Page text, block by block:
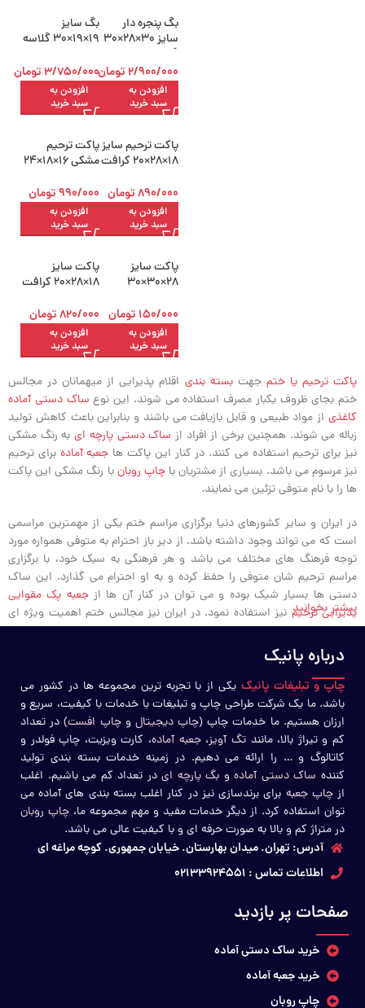
بگ پنجره دار
سایز 30×28×30
عددی
2/900/000 تومان
افزودن به
سبد خرید
بگ سایز
19×19×30 گلاسه
3/750/000 تومان
افزودن به
سبد خرید
پاکت ترحیم سایز
18×28×20 کرافت
890/000تومان
افزودن به
سبد خرید
پاکت ترحیم
مشکی 16×18×24
عددی
990/000تومان
افزودن به
سبد خرید
پاکت سایز
28×30×30
عددی
150/000 تومان
افزودن به
سبد خرید
پاکت سایز
18×28×20 کرافت
820/000تومان
افزودن به
سبد خرید
پاکت ترحیم یا ختم جهتبسته بندی اقلام پذیرایی از میهمانان در مجالس
ختم بجای ظروف یکبار مصرف استفاده می شوند. این نوع ساک دستی آماده
کاغذی از مواد طبیعی و قابل بازیافت می باشند و بنابراین باعث کاهش تولید
زباله می شوند. همچنین برخی از افراد از ساک دستی پارچه ایبه رنگ مشکی
نیز برای ترحیم استفاده می کنند. در کنار این پاکت ها جعبه آماده برای ترحیم
نیز مرسوم می باشد. بسیاری از مشتریان باچاپ روبانبا رنگ مشکی این پاکت
ها را با نام متوفی تزئین می نمایند.
در ایران و سایر کشورهای دنیا برگزاری مراسم ختم یکی از مهمترین مراسمی
است که می تواند وجود داشته باشد. از دیر باز احترام به متوفی همواره مورد
توجه فرهنگ های مختلف می باشد و هر فرهنگی به سبک خود، با برگزاری
مراسم ترحیم شان متوفی را حفظ کرده و به او احترام می گذارد. این ساک
دستی ها بسیار شیک بوده و می توان در کنار آن ها ازجعبه پک مقوایی
پذیرایی ترحیم نیز استفاده نمود. در ایران نیز مجالس ختم اهمیت ویژه ای
دارند. شاید پذیرایی از میهمانان مهمترین قسمت مراسم ترحیم باشد.
کاربرد پاکت ترحیم چیست؟
بیشتر بخوانید
درباره پانیک
چاپ و تبلیغات پانیکیکی از با تجربه ترین مجموعه ها در کشور می
باشد. ما یک شرکت طراحی چاپ و تبلیغات با خدمات با کیفیت، سریع و
ارزان هستیم. ما خدمات چاپ (چاپ دیجیتال وچاپ افست) در تعداد
کم و تیراژ بالا، مانندتگ آویز،جعبه آماده، کارت ویزیت، چاپ فولدر و
کاتالوگ و … را ارائه می دهیم. در زمینه خدمات بسته بندی تولید
کننده ساک دستی آمادهو بگ پارچه ایدر تعداد کم می باشیم. اغلب
ازچاپ جعبه برای برندسازی نیز در کنار اغلب بسته بندی های آماده می
توان استفاده کرد. از دیگر خدمات مفید و مهم مجموعه ما،چاپ روبان
در متراژ کم و بالا به صورت حرفه ای و با کیفیت عالی می باشد.
آدرس: تهران. میدان بهارستان. خیابان جمهوری. کوچه مراغه ای
اطلاعات تماس : 02133924551
صفحات پر بازدید
خرید ساک دستی آماده
خرید جعبه آماده
چاپ روبان